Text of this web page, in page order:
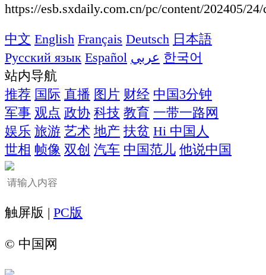
https://esb.sxdaily.com.cn/pc/content/202405/
中文 English Français Deutsch 日本語
Русский язык Español عربي 한국어
站内导航
推荐 国际 直播 图片 财经 中国3分钟
军事 观点 政协 科技 教育 一带一路网
娱乐 旅游 艺术 地产 扶贫 Hi 中国人
世相 帧像 双创 汽车 中国范儿 他说中国
触屏版 | PC版
© 中国网